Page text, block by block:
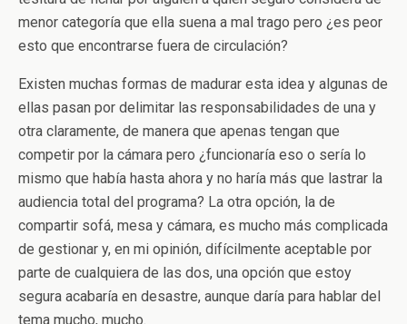
menor categoría que ella suena a mal trago pero ¿es peor
esto que encontrarse fuera de circulación?
Existen muchas formas de madurar esta idea y algunas de
ellas pasan por delimitar las responsabilidades de una y
otra claramente, de manera que apenas tengan que
competir por la cámara pero ¿funcionaría eso o sería lo
mismo que había hasta ahora y no haría más que lastrar la
audiencia total del programa? La otra opción, la de
compartir sofá, mesa y cámara, es mucho más complicada
de gestionar y, en mi opinión, difícilmente aceptable por
parte de cualquiera de las dos, una opción que estoy
segura acabaría en desastre, aunque daría para hablar del
tema mucho, mucho.